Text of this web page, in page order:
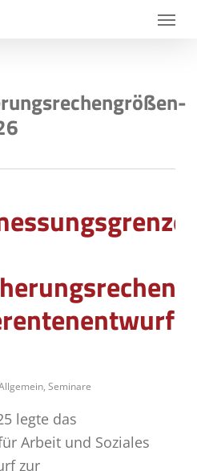
Menu
, Seminare
legte das
Arbeit und Soziales
zur